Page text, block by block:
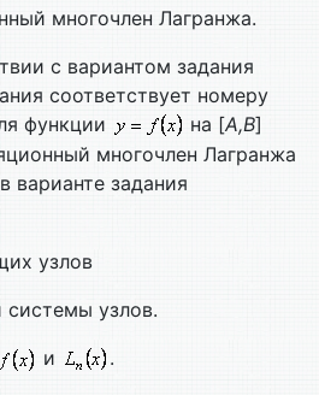
многочлен Лагранжа.
с вариантом задания
соответствует номеру
функции
на [A,B]
многочлен Лагранжа
варианте задания
узлов
узлов.
и .